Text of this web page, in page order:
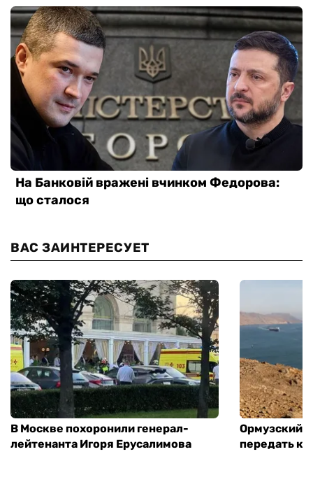
ВАС ЗАИНТЕРЕСУЕТ
В Москве похоронили генерал-
лейтенанта Игоря Ерусалимова
Ормузский
передать